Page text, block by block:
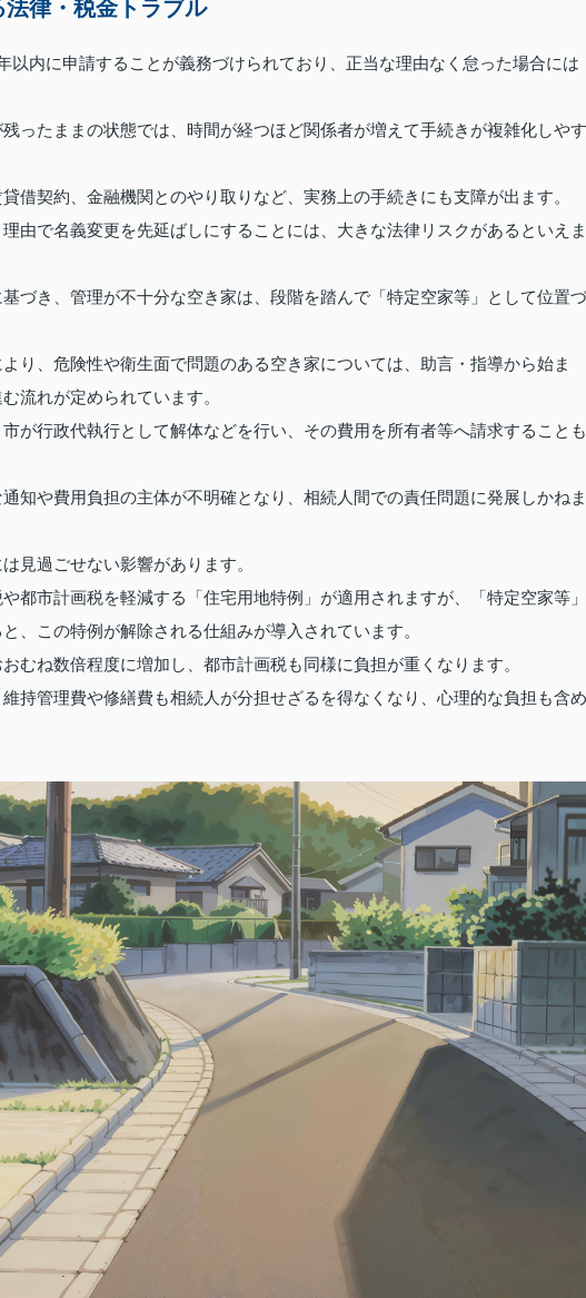
律・税金トラブル
以内に申請することが義務づけられており、正当な理由なく怠った場合には
ったままの状態では、時間が経つほど関係者が増えて手続きが複雑化しやす
借契約、金融機関とのやり取りなど、実務上の手続きにも支障が出ます。
由で名義変更を先延ばしにすることには、大きな法律リスクがあるといえま
づき、管理が不十分な空き家は、段階を踏んで「特定空家等」として位置づ
り、危険性や衛生面で問題のある空き家については、助言・指導から始ま
流れが定められています。
が行政代執行として解体などを行い、その費用を所有者等へ請求することも
知や費用負担の主体が不明確となり、相続人間での責任問題に発展しかねま
見過ごせない影響があります。
都市計画税を軽減する「住宅用地特例」が適用されますが、「特定空家等」
、この特例が解除される仕組みが導入されています。
むね数倍程度に増加し、都市計画税も同様に負担が重くなります。
持管理費や修繕費も相続人が分担せざるを得なくなり、心理的な負担も含め